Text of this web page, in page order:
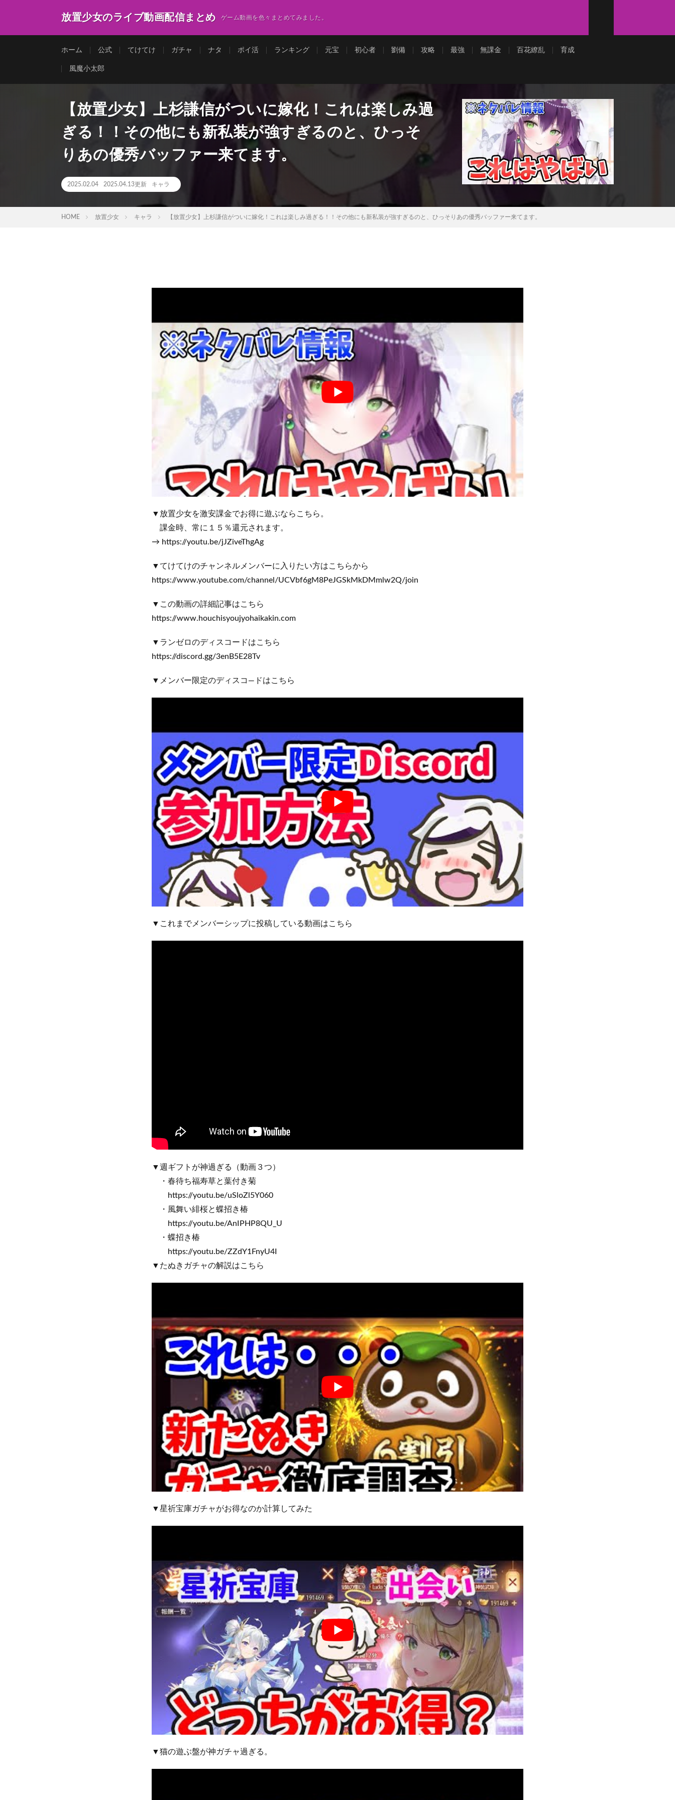
放置少女のライブ動画配信まとめ ゲーム動画を色々まとめてみました。
ホーム 公式 てけてけ ガチャ ナタ ポイ活 ランキング 元宝 初心者 劉備 攻略 最強 無課金 百花繚乱 育成
風魔小太郎
【放置少女】上杉謙信がついに嫁化！これは楽しみ過
ぎる！！その他にも新私装が強すぎるのと、ひっそ
りあの優秀バッファー来てます。
2025.02.04 2025.04.13更新 キャラ
HOME 放置少女 キャラ 【放置少女】上杉謙信がついに嫁化！これは楽しみ過ぎる！！その他にも新私装が強すぎるのと、ひっそりあの優秀バッファー来てます。
▼放置少女を激安課金でお得に遊ぶならこちら。
課金時、常に１５％還元されます。
→ https://youtu.be/jJZiveThgAg
▼てけてけのチャンネルメンバーに入りたい方はこちらから
https://www.youtube.com/channel/UCVbf6gM8PeJGSkMkDMmlw2Q/join
▼この動画の詳細記事はこちら
https://www.houchisyoujyohaikakin.com
▼ランゼロのディスコードはこちら
https://discord.gg/3enB5E28Tv
▼メンバー限定のディスコ―ドはこちら
▼これまでメンバーシップに投稿している動画はこちら
▼週ギフトが神過ぎる（動画３つ）
・春待ち福寿草と葉付き菊
https://youtu.be/uSloZl5Y060
・風舞い緋桜と蝶招き椿
https://youtu.be/AnIPHP8QU_U
・蝶招き椿
https://youtu.be/ZZdY1FnyU4I
▼たぬきガチャの解説はこちら
▼星祈宝庫ガチャがお得なのか計算してみた
▼猫の遊ぶ盤が神ガチャ過ぎる。